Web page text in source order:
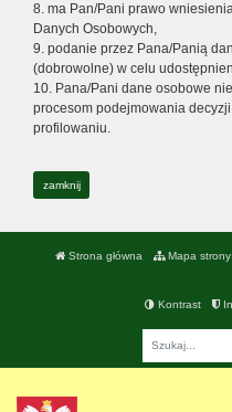
8. ma Pan/Pani prawo
Danych Osobowych,
9. podanie przez Pana/Panią
(dobrowolne) w celu
10. Pana/Pani dane osobowe
procesom podejmowania
profilowaniu.
zamknij
Strona główna Mapa strony
Kontrast